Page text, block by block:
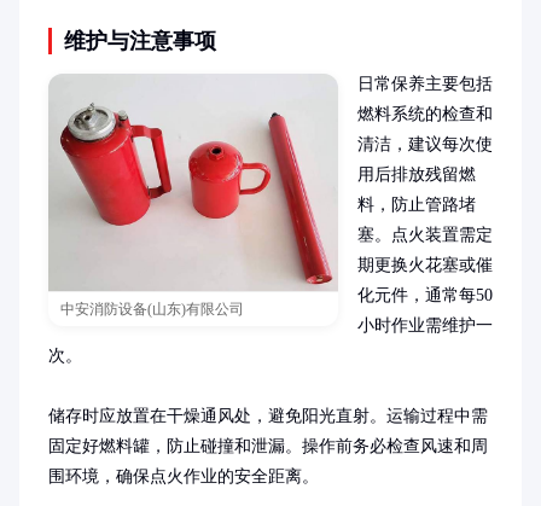
维护与注意事项
中安消防设备(山东)有限公司
日常保养主要包括
燃料系统的检查和
清洁，建议每次使
用后排放残留燃
料，防止管路堵
塞。点火装置需定
期更换火花塞或催
化元件，通常每50
小时作业需维护一
次。
储存时应放置在干燥通风处，避免阳光直射。运输过程中需
固定好燃料罐，防止碰撞和泄漏。操作前务必检查风速和周
围环境，确保点火作业的安全距离。